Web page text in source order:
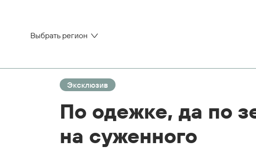
Выбрать регион
Эксклюзив
По одежке, да по
на суженного